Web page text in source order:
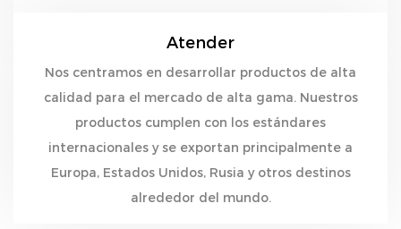
Atender
Nos centramos en desarrollar productos de alta
calidad para el mercado de alta gama. Nuestros
productos cumplen con los estándares
internacionales y se exportan principalmente a
Europa, Estados Unidos, Rusia y otros destinos
alrededor del mundo.